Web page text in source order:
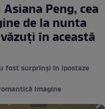
Peng, cea
de la nunta
în această
fost surprinși în ipostaze
imagine